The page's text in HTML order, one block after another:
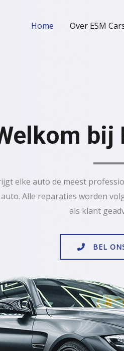
Home Over ESM
bij
elke auto de meest
Alle reparaties worden
als klant
BEL